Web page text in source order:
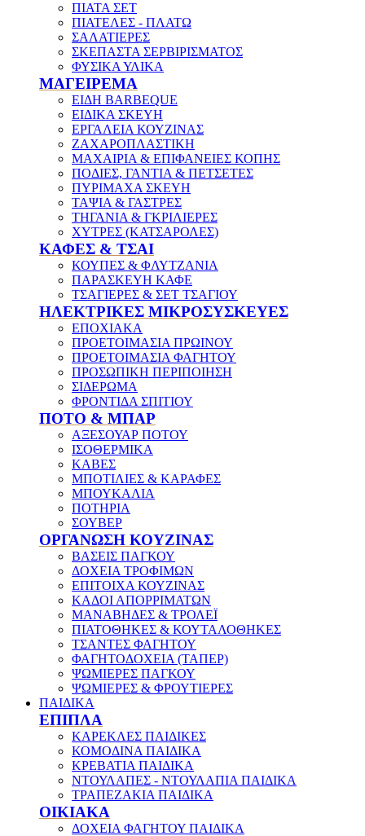
ΠΙΑΤΑ ΣΕΤ
ΠΙΑΤΕΛΕΣ - ΠΛΑΤΩ
ΣΑΛΑΤΙΕΡΕΣ
ΣΚΕΠΑΣΤΑ ΣΕΡΒΙΡΙΣΜΑΤΟΣ
ΦΥΣΙΚΑ ΥΛΙΚΑ
ΜΑΓΕΙΡΕΜΑ
ΕΙΔΗ BARBEQUE
ΕΙΔΙΚΑ ΣΚΕΥΗ
ΕΡΓΑΛΕΙΑ ΚΟΥΖΙΝΑΣ
ΖΑΧΑΡΟΠΛΑΣΤΙΚΗ
ΜΑΧΑΙΡΙΑ & ΕΠΙΦΑΝΕΙΕΣ ΚΟΠΗΣ
ΠΟΔΙΕΣ, ΓΑΝΤΙΑ & ΠΕΤΣΕΤΕΣ
ΠΥΡΙΜΑΧΑ ΣΚΕΥΗ
ΤΑΨΙΑ & ΓΑΣΤΡΕΣ
ΤΗΓΑΝΙΑ & ΓΚΡΙΛΙΕΡΕΣ
ΧΥΤΡΕΣ (ΚΑΤΣΑΡΟΛΕΣ)
ΚΑΦΕΣ & ΤΣΑΙ
ΚΟΥΠΕΣ & ΦΛΥΤΖΑΝΙΑ
ΠΑΡΑΣΚΕΥΗ ΚΑΦΕ
ΤΣΑΓΙΕΡΕΣ & ΣΕΤ ΤΣΑΓΙΟΥ
ΗΛΕΚΤΡΙΚΕΣ ΜΙΚΡΟΣΥΣΚΕΥΕΣ
ΕΠΟΧΙΑΚΑ
ΠΡΟΕΤΟΙΜΑΣΙΑ ΠΡΩΙΝΟΥ
ΠΡΟΕΤΟΙΜΑΣΙΑ ΦΑΓΗΤΟΥ
ΠΡΟΣΩΠΙΚΗ ΠΕΡΙΠΟΙΗΣΗ
ΣΙΔΕΡΩΜΑ
ΦΡΟΝΤΙΔΑ ΣΠΙΤΙΟΥ
ΠΟΤΟ & ΜΠΑΡ
ΑΞΕΣΟΥΑΡ ΠΟΤΟΥ
ΙΣΟΘΕΡΜΙΚΑ
ΚΑΒΕΣ
ΜΠΟΤΙΛΙΕΣ & ΚΑΡΑΦΕΣ
ΜΠΟΥΚΑΛΙΑ
ΠΟΤΗΡΙΑ
ΣΟΥΒΕΡ
ΟΡΓΑΝΩΣΗ ΚΟΥΖΙΝΑΣ
ΒΑΣΕΙΣ ΠΑΓΚΟΥ
ΔΟΧΕΙΑ ΤΡΟΦΙΜΩΝ
ΕΠΙΤΟΙΧΑ ΚΟΥΖΙΝΑΣ
ΚΑΔΟΙ ΑΠΟΡΡΙΜΑΤΩΝ
ΜΑΝΑΒΗΔΕΣ & ΤΡΟΛΕΪ
ΠΙΑΤΟΘΗΚΕΣ & ΚΟΥΤΑΛΟΘΗΚΕΣ
ΤΣΑΝΤΕΣ ΦΑΓΗΤΟΥ
ΦΑΓΗΤΟΔΟΧΕΙΑ (ΤΑΠΕΡ)
ΨΩΜΙΕΡΕΣ ΠΑΓΚΟΥ
ΨΩΜΙΕΡΕΣ & ΦΡΟΥΤΙΕΡΕΣ
ΠΑΙΔΙΚΑ
ΕΠΙΠΛΑ
ΚΑΡΕΚΛΕΣ ΠΑΙΔΙΚΕΣ
ΚΟΜΟΔΙΝΑ ΠΑΙΔΙΚΑ
ΚΡΕΒΑΤΙΑ ΠΑΙΔΙΚΑ
ΝΤΟΥΛΑΠΕΣ - ΝΤΟΥΛΑΠΙΑ ΠΑΙΔΙΚΑ
ΤΡΑΠΕΖΑΚΙΑ ΠΑΙΔΙΚΑ
ΟΙΚΙΑΚΑ
ΔΟΧΕΙΑ ΦΑΓΗΤΟΥ ΠΑΙΔΙΚΑ